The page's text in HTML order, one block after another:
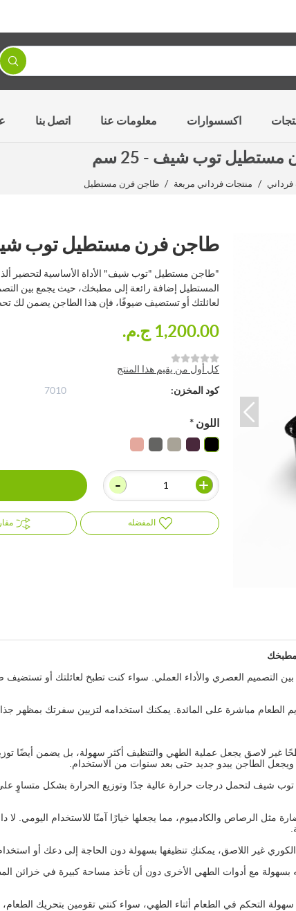
اكسسوارات معلومات عنا اتصل بنا
توب شيف - 25 سم
فرداني / منتجات فرداني مربعة / طاجن فرن مستطيل
طاجن فرن مستطيل توب شيف -
"طاجن مستطيل "توب شيف" الأداة الأساسية لتحضير
المستطيل إضافة رائعة إلى مطبخك، حيث يجمع بين
لعائلتك أو تستضيف ضيوفًا، فإن هذا الطاجن يضمن لك
1,200.00 ج.م.‏
كل أول من يقيم هذا المنتج
كود المخزن:
7010
اللون *
+
-
المفضله
إلى مطبخك، حيث يجمع بين التصميم العصري والأداء العملي. سواء كنت تطبخ لعائلتك
الطعام مباشرة على المائدة. يمكنك استخدامه لتزيين سفرتك بمظهر
غير لاصق يجعل عملية الطهي والتنظيف أكثر سهولة، بل يضمن أيضًا
الطاجن يبدو جديد حتى بعد سنوات من الاستخدام.
بسُمك 4.2 ملم، تم تصميم طاجن توب شيف لتحمل درجات حرارة عالية جدًا وتوزيع الحرارة
الرصاص والكادميوم، مما يجعلها خيارًا آمنًا للاستخدام اليومي. لا
غير اللاصق، يمكنكِ تنظيفها بسهولة دون الحاجة إلى دعك أو
مع أدوات الطهي الأخرى دون أن تأخذ مساحة كبيرة في خزائن
التحكم في الطعام أثناء الطهي، سواء كنتي تقومين بتحريك الطعام،